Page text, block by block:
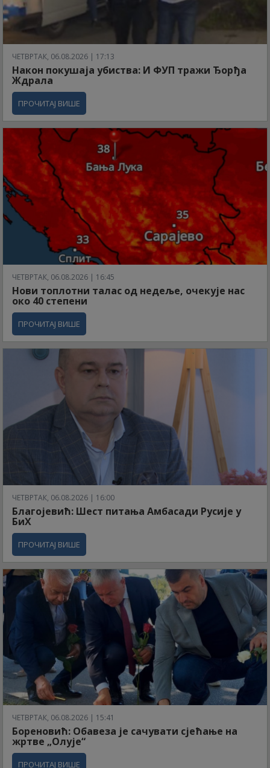
ЧЕТВРТАК, 06.08.2026 | 17:13
Након покушаја убиства: И ФУП тражи Ђорђа
Ждрала
ПРОЧИТАЈ ВИШЕ
ЧЕТВРТАК, 06.08.2026 | 16:45
Нови топлотни талас од недеље, очекује нас
око 40 степени
ПРОЧИТАЈ ВИШЕ
ЧЕТВРТАК, 06.08.2026 | 16:00
Благојевић: Шест питања Амбасади Русије у
БиХ
ПРОЧИТАЈ ВИШЕ
ЧЕТВРТАК, 06.08.2026 | 15:41
Бореновић: Обавеза је сачувати сјећање на
жртве „Олује“
ПРОЧИТАЈ ВИШЕ